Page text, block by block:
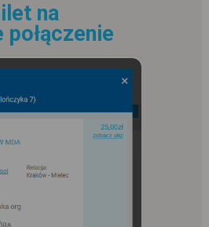
na
połączenie